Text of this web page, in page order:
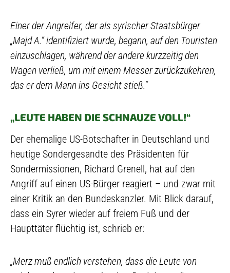
Einer der Angreifer, der als syrischer Staatsbürger
„Majd A.“ identifiziert wurde, begann, auf den Touristen
einzuschlagen, während der andere kurzzeitig den
Wagen verließ, um mit einem Messer zurückzukehren,
das er dem Mann ins Gesicht stieß.“
„LEUTE HABEN DIE SCHNAUZE VOLL!“
Der ehemalige US-Botschafter in Deutschland und
heutige Sondergesandte des Präsidenten für
Sondermissionen, Richard Grenell, hat auf den
Angriff auf einen US-Bürger reagiert – und zwar mit
einer Kritik an den Bundeskanzler. Mit Blick darauf,
dass ein Syrer wieder auf freiem Fuß und der
Haupttäter flüchtig ist, schrieb er:
„Merz muß endlich verstehen, dass die Leute von